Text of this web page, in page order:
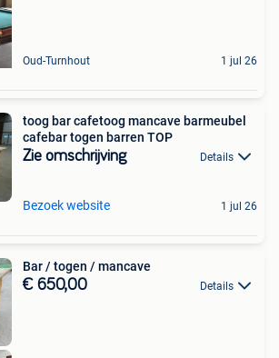
Oud-Turnhout 1 jul 26
toog bar cafetoog mancave barmeubel
cafebar togen barren TOP
Zie omschrijving Details
Bezoek website 1 jul 26
Bar / togen / mancave
€ 650,00 Details